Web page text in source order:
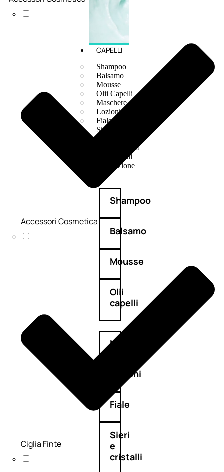
CAPELLI
Shampoo
Balsamo
Mousse
Olii Capelli
Maschere
Lozioni
Fiale
Sieri e Cristalli
Cera e Crema
Gel Capelli
Colorazione
Shampoo
Balsamo
Mousse
Olii
capelli
Maschere
Lozioni
Fiale
Sieri
e
cristalli
Accessori Cosmetica
Ciglia Finte